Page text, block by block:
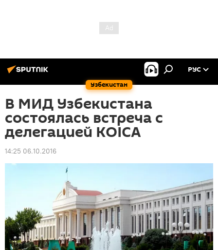
Узбекистан
РУС
В МИД Узбекистана
состоялась встреча с
делегацией KOICA
14:25 06.10.2016